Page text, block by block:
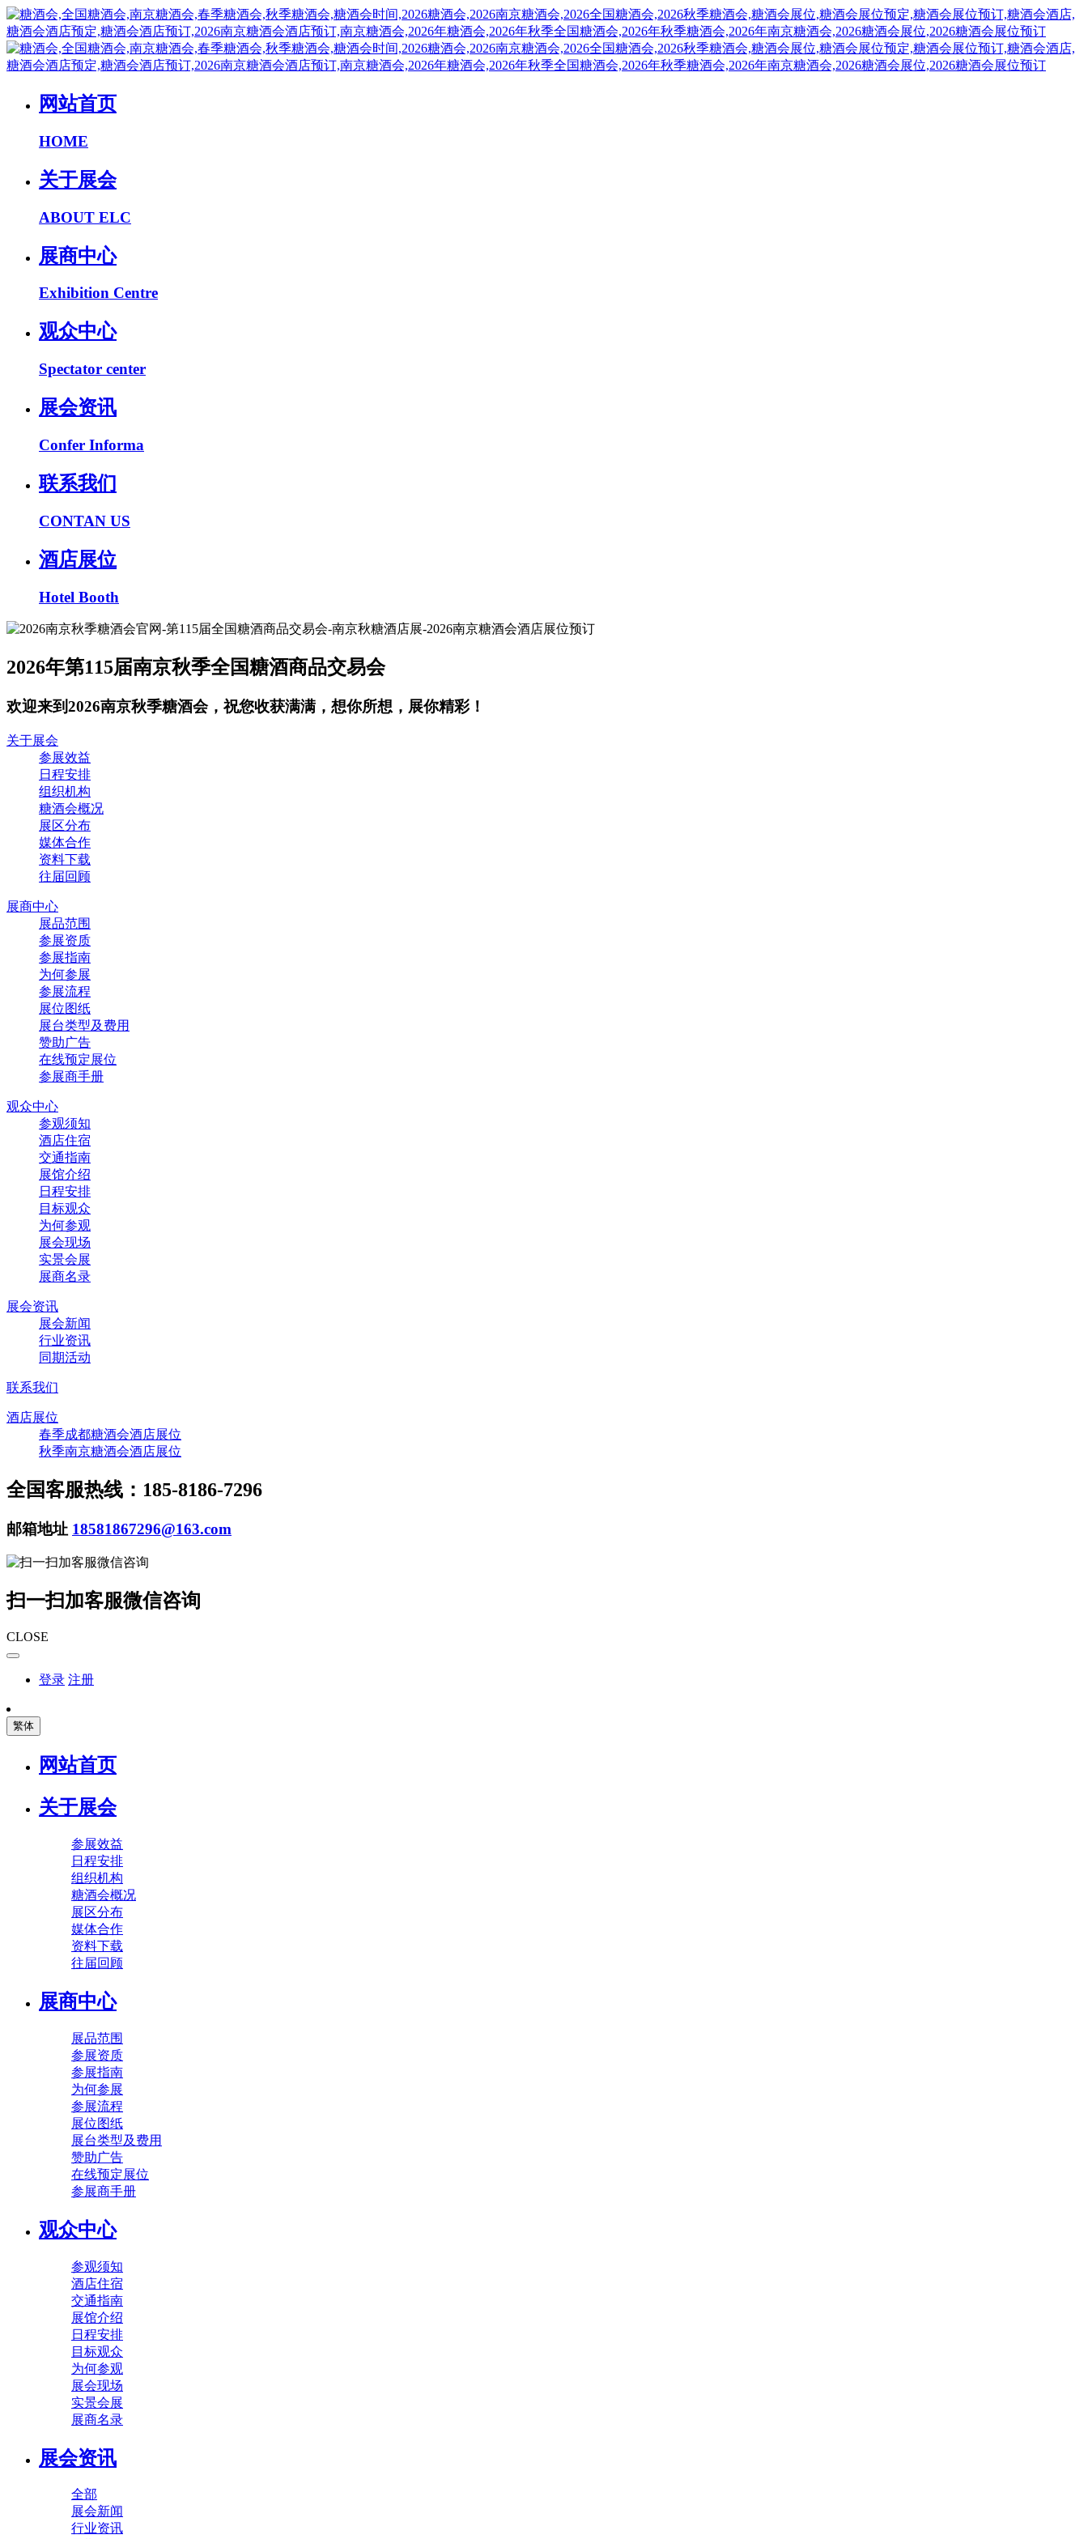
网站首页
HOME
关于展会
ABOUT ELC
展商中心
Exhibition Centre
观众中心
Spectator center
展会资讯
Confer Informa
联系我们
CONTAN US
酒店展位
Hotel Booth
2026年第115届南京秋季全国糖酒商品交易会
欢迎来到2026南京秋季糖酒会，祝您收获满满，想你所想，展你精彩！
关于展会
参展效益
日程安排
组织机构
糖酒会概况
展区分布
媒体合作
资料下载
往届回顾
展商中心
展品范围
参展资质
参展指南
为何参展
参展流程
展位图纸
展台类型及费用
赞助广告
在线预定展位
参展商手册
观众中心
参观须知
酒店住宿
交通指南
展馆介绍
日程安排
目标观众
为何参观
展会现场
实景会展
展商名录
展会资讯
展会新闻
行业资讯
同期活动
联系我们
酒店展位
春季成都糖酒会酒店展位
秋季南京糖酒会酒店展位
全国客服热线：185-8186-7296
邮箱地址 18581867296@163.com
扫一扫加客服微信咨询
CLOSE
登录 注册
繁体
网站首页
关于展会
参展效益
日程安排
组织机构
糖酒会概况
展区分布
媒体合作
资料下载
往届回顾
展商中心
展品范围
参展资质
参展指南
为何参展
参展流程
展位图纸
展台类型及费用
赞助广告
在线预定展位
参展商手册
观众中心
参观须知
酒店住宿
交通指南
展馆介绍
日程安排
目标观众
为何参观
展会现场
实景会展
展商名录
展会资讯
全部
展会新闻
行业资讯